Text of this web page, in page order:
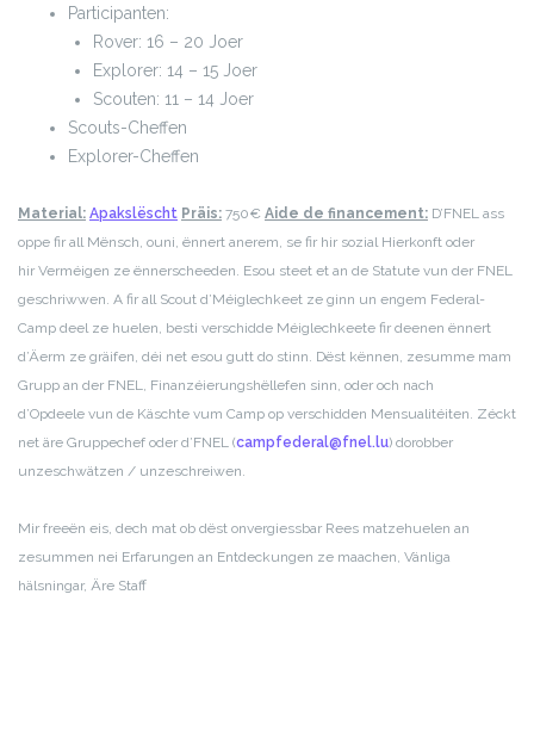
Participanten:
Rover: 16 – 20 Joer
Explorer: 14 – 15 Joer
Scouten: 11 – 14 Joer
Scouts-Cheffen
Explorer-Cheffen
Material: Apakslëscht Präis: 750€ Aide de financement: D’FNEL ass
oppe fir all Mënsch, ouni, ënnert anerem, se fir hir sozial Hierkonft oder
hir Verméigen ze ënnerscheeden. Esou steet et an de Statute vun der FNEL
geschriwwen. A fir all Scout d’Méiglechkeet ze ginn un engem Federal-
Camp deel ze huelen, besti verschidde Méiglechkeete fir deenen ënnert
d’Äerm ze gräifen, déi net esou gutt do stinn. Dëst kënnen, zesumme mam
Grupp an der FNEL, Finanzéierungshëllefen sinn, oder och nach
d’Opdeele vun de Käschte vum Camp op verschidden Mensualitéiten. Zéckt
net äre Gruppechef oder d’FNEL (campfederal@fnel.lu) dorobber
unzeschwätzen / unzeschreiwen.
Mir freeën eis, dech mat ob dëst onvergiessbar Rees matzehuelen an
zesummen nei Erfarungen an Entdeckungen ze maachen, Vänliga
hälsningar, Äre Staff